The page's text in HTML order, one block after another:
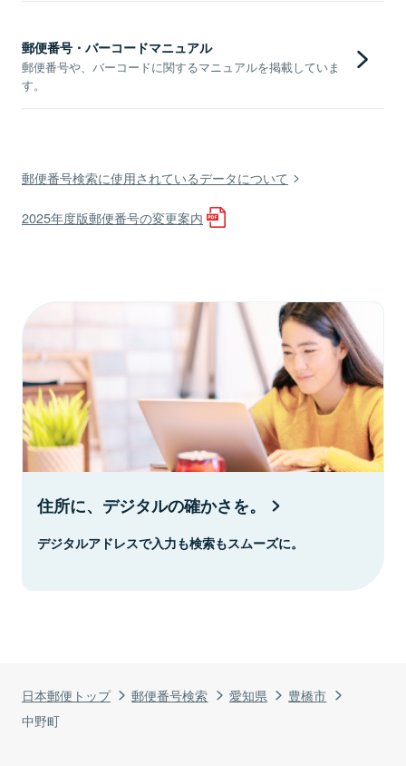
日本郵便トップ 郵便番号検索 愛知県
豊橋市
中野町
郵便番号・バーコードマニュアル
郵便番号や、バーコードに関するマニュアルを掲載していま
す。
郵便番号検索に使用されているデータについて
2025年度版郵便番号の変更案内
住所に、デジタルの確かさを。
デジタルアドレスで入力も検索もスムーズに。